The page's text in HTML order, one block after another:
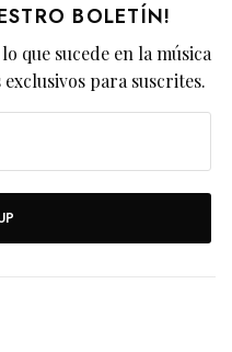
BOLETÍN!
que sucede en la música
para suscrites.